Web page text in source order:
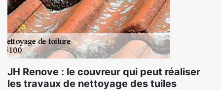
JH Renove : le couvreur qui peut réaliser
les travaux de nettoyage des tuiles